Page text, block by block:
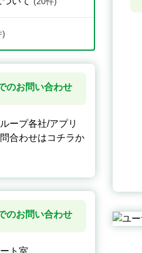
)
のお問い合わせ
ープ各社/アプリ
合わせはコチラか
のお問い合わせ
ト室